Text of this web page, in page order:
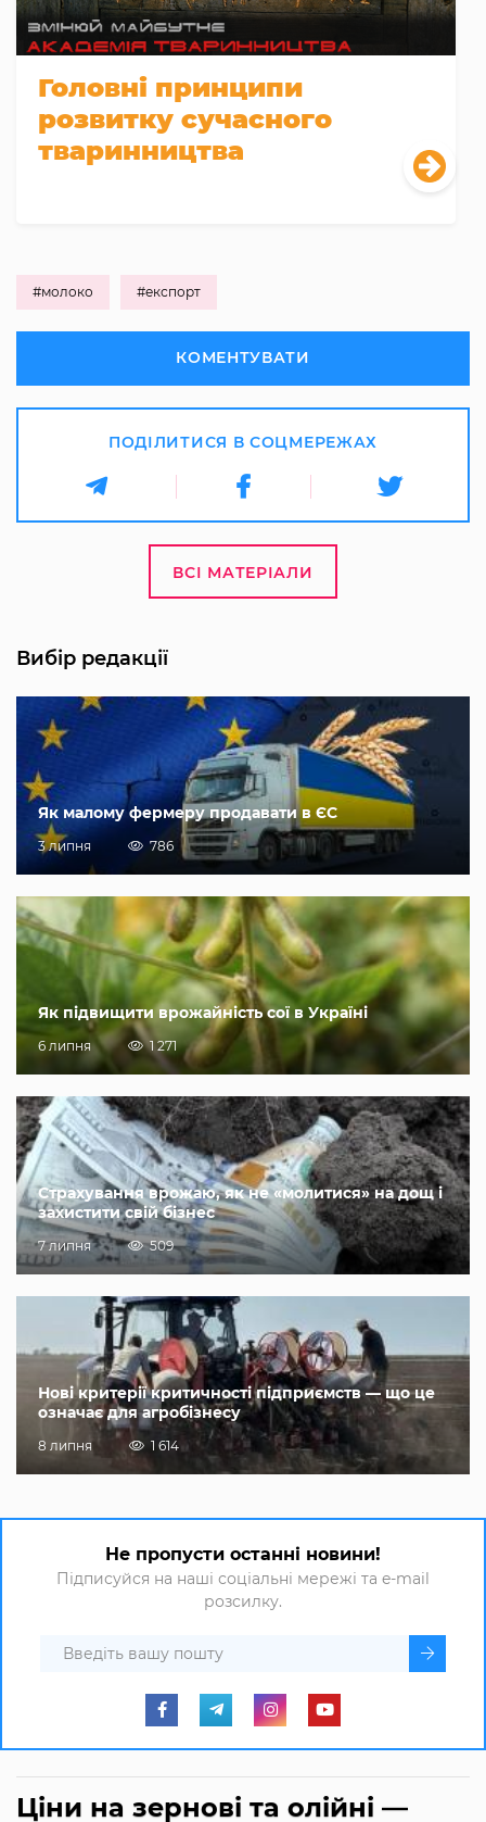
Головні принципи
розвитку сучасного
тваринництва
#молоко #експорт
КОМЕНТУВАТИ
ПОДІЛИТИСЯ В СОЦМЕРЕЖАХ
ВСІ МАТЕРІАЛИ
Вибір редакції
Як малому фермеру продавати в ЄС
3 липня 786
Як підвищити врожайність сої в Україні
6 липня 1 271
Страхування врожаю, як не «молитися» на дощ і
захистити свій бізнес
7 липня 509
Нові критерії критичності підприємств — що це
означає для агробізнесу
8 липня 1 614
Не пропусти останні новини!
Підписуйся на наші соціальні мережі та e-mail
розсилку.
Ціни на зернові та олійні —